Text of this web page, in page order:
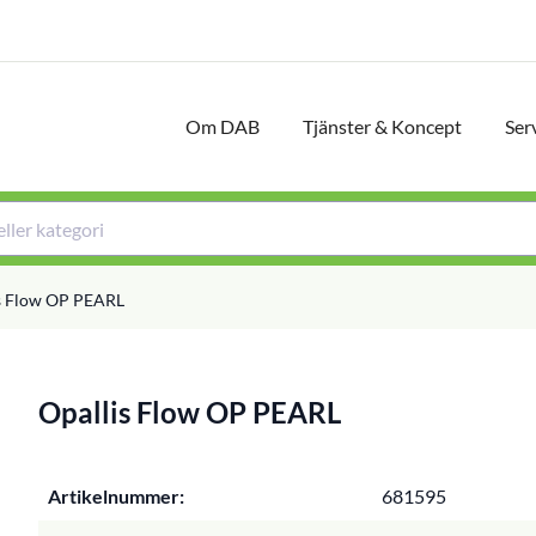
Om DAB Tjänster & Koncept
OP PEARL
Opallis Flow OP PEARL
Artikelnummer: 681595